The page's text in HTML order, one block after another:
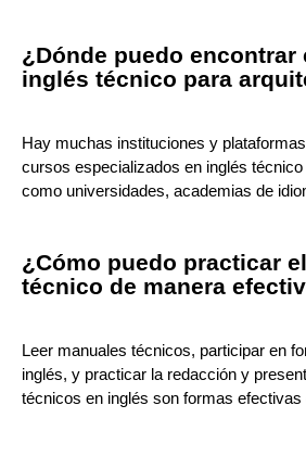
¿Dónde puedo encontrar
inglés técnico para
Hay muchas instituciones y
cursos especializados en inglés
como universidades, academias de
¿Cómo puedo practicar
técnico de manera
Leer manuales técnicos, participar en
inglés, y practicar la redacción y
técnicos en inglés son formas efectivas